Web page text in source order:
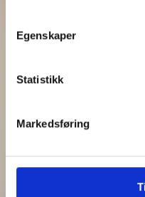
Egenskaper
Statistikk
Markedsføring
Få en gratis
Finn et